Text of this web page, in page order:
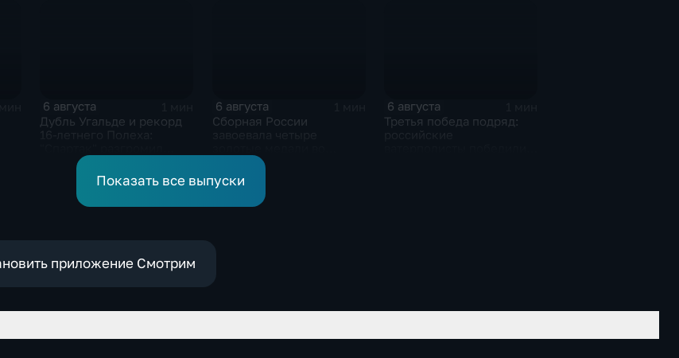
6 августа
Дубль Угальде и рекорд
"Оренбург" в Кубке
6 августа
Сборная России
второй день КМ по
зимнему плаванию
6 августа
Третья победа подряд:
Показать все выпуски
приложение Смотрим